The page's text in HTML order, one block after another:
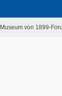
Museum von 1899-